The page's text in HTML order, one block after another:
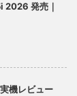
2026 発売｜
機レビュー